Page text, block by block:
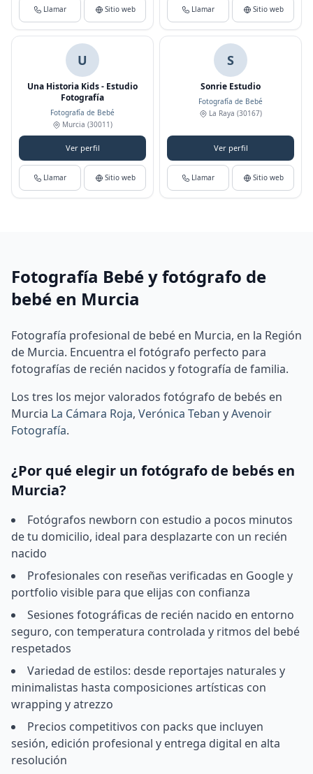
Llamar Sitio web Llamar Sitio web
U
Una Historia Kids - Estudio
Fotografía
Fotografía de Bebé
Murcia (30011)
Ver perfil
Llamar Sitio web
S
Sonrie Estudio
Fotografía de Bebé
La Raya (30167)
Ver perfil
Llamar Sitio web
Fotografía Bebé y fotógrafo de
bebé en Murcia
Fotografía profesional de bebé en Murcia, en la Región
de Murcia. Encuentra el fotógrafo perfecto para
fotografías de recién nacidos y fotografía de familia.
Los tres los mejor valorados fotógrafo de bebés en
Murcia La Cámara Roja, Verónica Teban yAvenoir
Fotografía.
¿Por qué elegir un fotógrafo de bebés en
Murcia?
Fotógrafos newborn con estudio a pocos minutos
de tu domicilio, ideal para desplazarte con un recién
nacido
Profesionales con reseñas verificadas en Google y
portfolio visible para que elijas con confianza
Sesiones fotográficas de recién nacido en entorno
seguro, con temperatura controlada y ritmos del bebé
respetados
Variedad de estilos: desde reportajes naturales y
minimalistas hasta composiciones artísticas con
wrapping y atrezzo
Precios competitivos con packs que incluyen
sesión, edición profesional y entrega digital en alta
resolución